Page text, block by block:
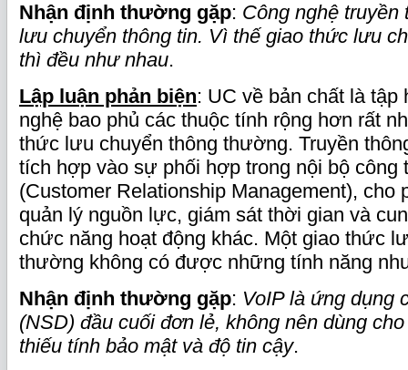
Nhận định thường gặp: Công nghệ truyền
lưu chuyển thông tin. Vì thế giao thức lưu
thì đều như nhau.
Lập luận phản biện: UC về bản chất là
nghệ bao phủ các thuộc tính rộng hơn rất
thức lưu chuyển thông thường. Truyền
tích hợp vào sự phối hợp trong nội bộ công
(Customer Relationship Management), cho
quản lý nguồn lực, giám sát thời gian và
chức năng hoạt động khác. Một giao thức
thường không có được những tính năng
Nhận định thường gặp: VoIP là ứng dụng
(NSD) đầu cuối đơn lẻ, không nên dùng
thiếu tính bảo mật và độ tin cậy.